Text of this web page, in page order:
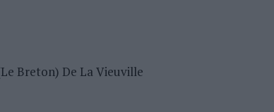
Breton) De La Vieuville